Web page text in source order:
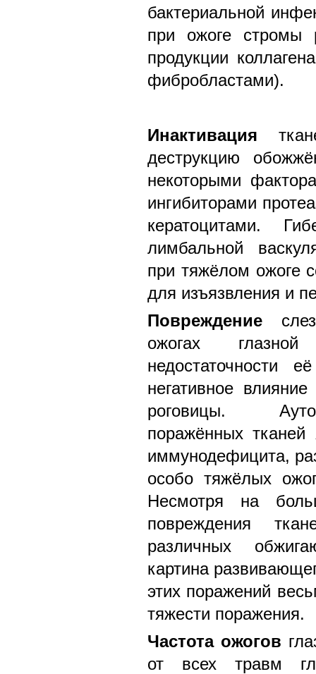
бактериальной
при ожоге стромы
продукции
фибробластами).
Инактивация
деструкцию
некоторыми
ингибиторами
кератоцитами.
лимбальной
при тяжёлом ожоге
для изъязвления и
Повреждение
ожогах
недостаточности
негативное
роговицы.
поражённых тканей
иммунодефицита,
особо тяжёлых
Несмотря на
повреждения
различных
картина
этих поражений
тяжести поражения.
Частота ожогов
от всех травм